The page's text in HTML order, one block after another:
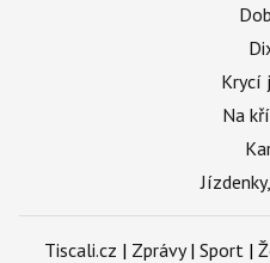
Krycí
Na
Tiscali.cz | Zprávy| Sport |